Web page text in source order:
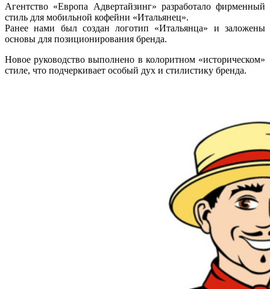
Агентство «Европа Адвертайзинг» разработало фирменный
стиль для мобильной кофейни «Итальянец».
Ранее нами был создан логотип «Итальянца» и заложены
основы для позиционирования бренда.
Новое руководство выполнено в колоритном «историческом»
стиле, что подчеркивает особый дух и стилистику бренда.